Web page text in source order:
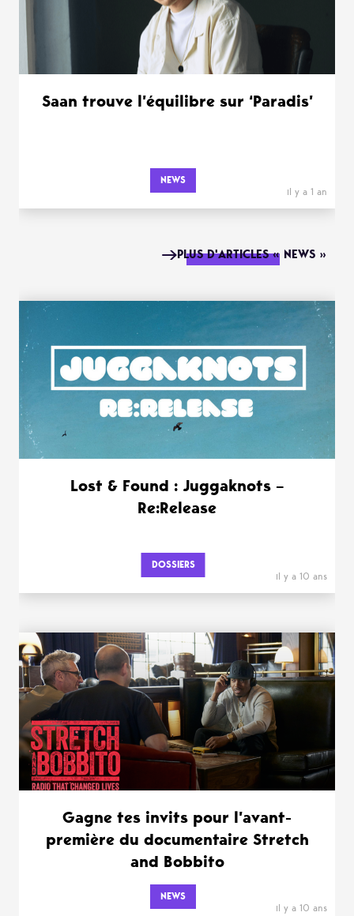
Saan trouve l’équilibre sur ‘Paradis’
NEWS
il y a 1 an
PLUS D'ARTICLES « NEWS »
Lost & Found : Juggaknots –
Re:Release
DOSSIERS
il y a 10 ans
Gagne tes invits pour l’avant-
première du documentaire Stretch
and Bobbito
NEWS
il y a 10 ans